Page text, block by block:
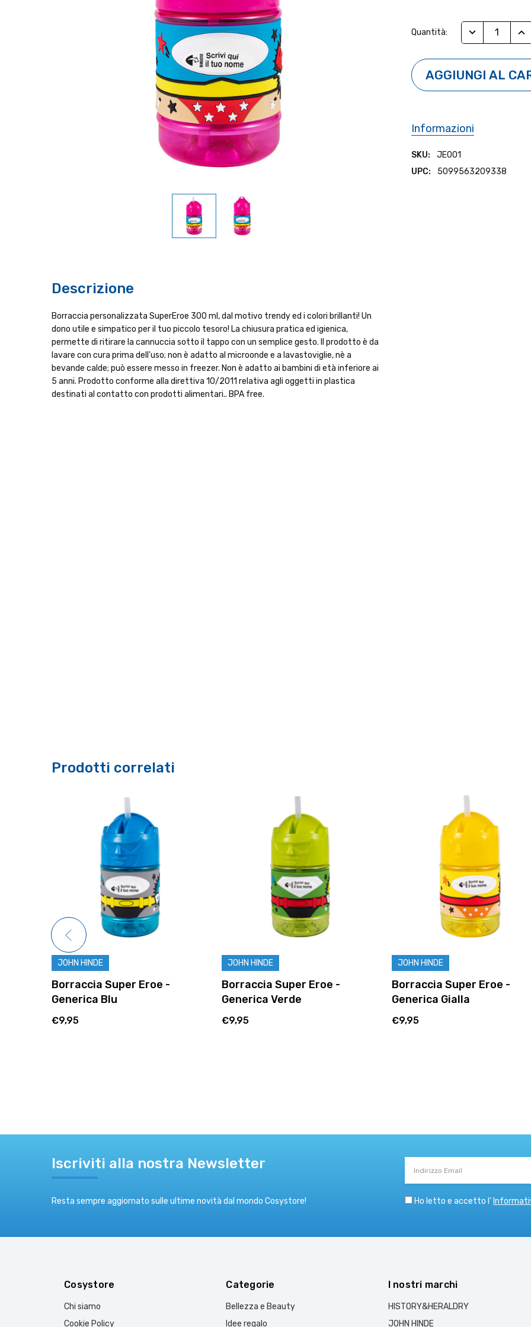
Attuale:
Quantità: RIDUCI
Informazioni
SKU:
JE001
UPC:
5099563209338
Descrizione
Borraccia personalizzata SuperEroe 300 ml, dal motivo trendy ed i colori brillanti! Un
dono utile e simpatico per il tuo piccolo tesoro! La chiusura pratica ed igienica,
permette di ritirare la cannuccia sotto il tappo con un semplice gesto. Il prodotto è da
lavare con cura prima dell'uso; non è adatto al microonde e a lavastoviglie, nè a
bevande calde; può essere messo in freezer. Non è adatto ai bambini di età inferiore ai
5 anni. Prodotto conforme alla direttiva 10/2011 relativa agli oggetti in plastica
destinati al contatto con prodotti alimentari.. BPA free.
Prodotti correlati
JOHN HINDE
Borraccia Super Eroe -
Generica Blu
€9,95
JOHN HINDE
Borraccia Super Eroe -
Generica Verde
€9,95
JOHN HINDE
Borraccia Super Eroe -
Generica Gialla
€9,95
Iscriviti alla nostra Newsletter
Resta sempre aggiornato sulle ultime novità dal mondo Cosystore!
Email
Ho letto e accetto l’
Cosystore
Chi siamo
Cookie Policy
Categorie
Bellezza e Beauty
Idee regalo
I nostri marchi
HISTORY&HERALDRY
JOHN HINDE